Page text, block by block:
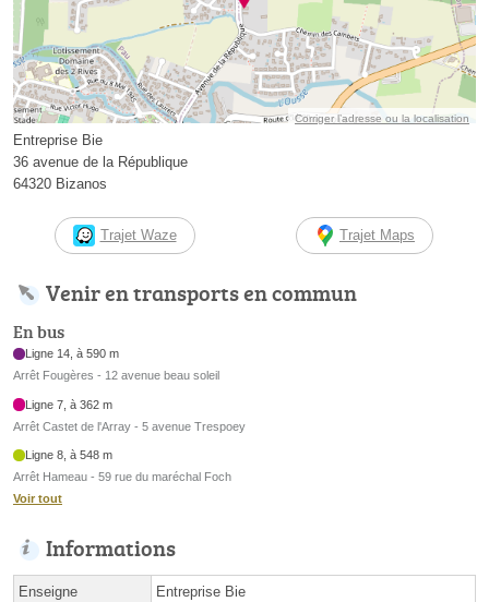
Corriger l’adresse ou la localisation
Entreprise Bie
36 avenue de la République
64320 Bizanos
Trajet Waze Trajet Maps
Venir en transports en commun
En bus
Ligne 14, à 590 m
Arrêt Fougères - 12 avenue beau soleil
Ligne 7, à 362 m
Arrêt Castet de l'Array - 5 avenue Trespoey
Ligne 8, à 548 m
Arrêt Hameau - 59 rue du maréchal Foch
Voir tout
Informations
Enseigne Entreprise Bie